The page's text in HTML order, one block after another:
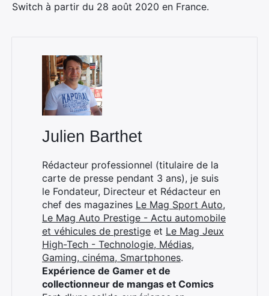
Switch à partir du 28 août 2020 en France.
Julien Barthet
Rédacteur professionnel (titulaire de la
carte de presse pendant 3 ans), je suis
le Fondateur, Directeur et Rédacteur en
chef des magazines Le Mag Sport Auto,
Le Mag Auto Prestige - Actu automobile
et véhicules de prestige et Le Mag Jeux
High-Tech - Technologie, Médias,
Gaming, cinéma, Smartphones.
Expérience de Gamer et de
collectionneur de mangas et Comics